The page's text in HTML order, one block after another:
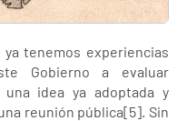
tenemos experiencias
Gobierno a evaluar
idea ya adoptada y
reunión pública[5]. Sin